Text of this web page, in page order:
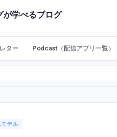
が学べるブログ
ター Podcast（配信アプリ一覧）
モデル